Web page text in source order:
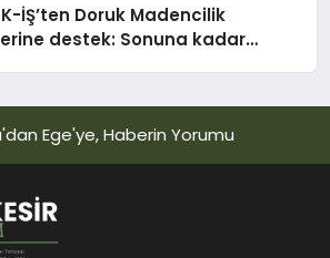
İŞ’ten Doruk Madencilik
destek: Sonuna kadar
Ege'ye, Haberin Yorumu